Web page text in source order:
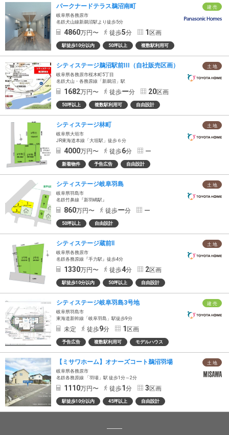
建 売
パークナードテラス鵜沼南町
岐阜県各務原市
名鉄犬山線新鵜沼駅より徒歩5分
4860万円〜 徒歩5分 1 区画
駅徒歩10分以内 50坪以上 複数駅利用可
土 地
シティステージ鵜沼駅前III（自社販売区画）
岐阜県各務原市桜木町5丁目
名鉄犬山・各務原線「新鵜沼」駅
1682万円〜 徒歩ー分 20区画
50坪以上 複数駅利用可 自由設計
土 地
シティステージ林町
岐阜県大垣市
JR東海道本線「大垣駅」徒歩６分
4000万円〜 徒歩6分 ー
新着物件 予告広告 自由設計
土 地
シティステージ岐阜羽島
岐阜県羽島市
名鉄竹鼻線『新羽嶋駅』
860万円〜 徒歩ー分 ー
50坪以上 自由設計
土 地
シティステージ蔵前Ⅱ
岐阜県各務原市
名鉄各務原線『手力駅』徒歩4分
1330万円〜 徒歩4分 2区画
駅徒歩10分以内 50坪以上 自由設計
建 売
シティステージ岐阜羽島3号地
岐阜県羽島市
東海道新幹線「岐阜羽島」駅徒歩9分
未定 徒歩9分 1 区画
予告広告 複数駅利用可 モデルハウス
土 地
【ミサワホーム】オナーズコート鵜沼羽場
岐阜県各務原市
名鉄各務原線 「羽場」駅 徒歩1分～2分
1110万円〜 徒歩1 分 3 区画
駅徒歩10分以内 45坪以上 自由設計